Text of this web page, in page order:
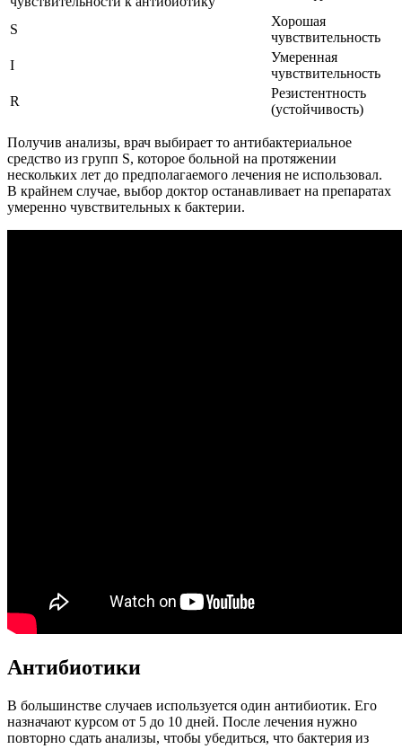
S
Хорошая
чувствительность
I
Умеренная
чувствительность
R
Резистентность
(устойчивость)
Получив анализы, врач выбирает то антибактериальное
средство из групп S, которое больной на протяжении
нескольких лет до предполагаемого лечения не использовал.
В крайнем случае, выбор доктор останавливает на препаратах
умеренно чувствительных к бактерии.
Антибиотики
В большинстве случаев используется один антибиотик. Его
назначают курсом от 5 до 10 дней. После лечения нужно
повторно сдать анализы, чтобы убедиться, что бактерия из